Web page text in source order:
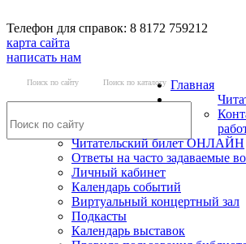
Телефон для справок: 8 8172 759212
карта сайта
написать нам
Поиск по сайту Поиск по каталогу Главная
Читательский билет ОНЛАЙН
Ответы на часто задаваемые
Личный кабинет
Календарь событий
Виртуальный концертный зал
Подкасты
Календарь выставок